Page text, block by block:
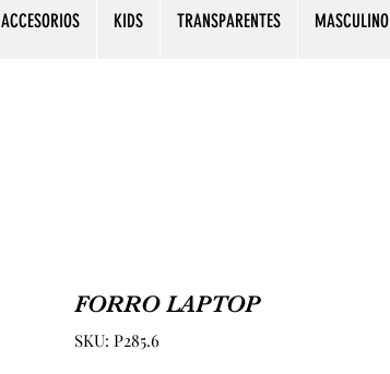
ACCESORIOS KIDS TRANSPARENTES MASCULINO
FORRO LAPTOP
SKU: P285.6